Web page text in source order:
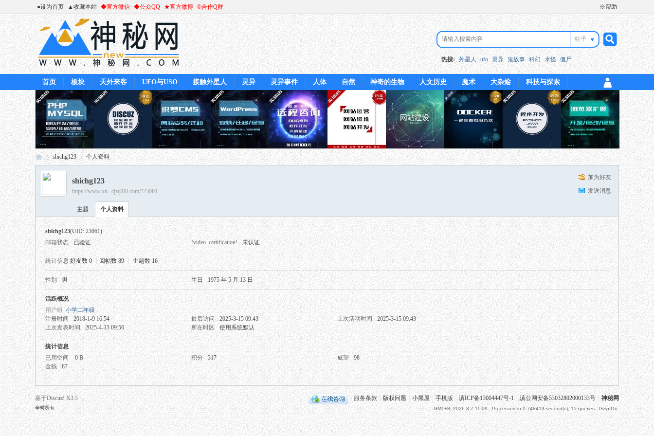
●设为首页 ▲收藏本站 ◆官方微信 ◆公众QQ ★官方微博 ©合作Q群 ※帮助
帖子
搜
索
热搜: 外星人 ufo 灵异 鬼故事 科幻 水怪 僵尸
首页 板块 天外来客 UFO与USO 接触外星人 灵异 灵异事件 人体 自然 神奇的生物 人文历史 魔术 大杂烩 科技与探索
秘
网
›
shichg123 个人资料
加为好友
发送消息
shichg123
https://www.xn--cjztj18l.com/?23061
主题 个人资料
shichg123(UID: 23061)
邮箱状态
已验证 !video_certification! 未认证
统计信息 好友数 0 回帖数 89 主题数 16
性别 男 生日 1975 年 5 月 13 日
活跃概况
用户组 小学二年级
注册时间
2018-1-9 16:54 最后访问 2025-3-15 09:43 上次活动时间
2025-3-15 09:43
上次发表时间
2025-4-13 09:56 所在时区 使用系统默认
统计信息
已用空间
0 B 积分 317 威望
98
金钱
87
服务条款 版权问题 | 小黑屋 手机版 滇ICP备13004447号-1 | 滇公网安备53032802000133号 神秘网
GMT+8, 2026-8-7 11:09 , Processed in 0.748413 second(s), 15 queries , Gzip On.
基于Discuz! X3.5
辛树所有